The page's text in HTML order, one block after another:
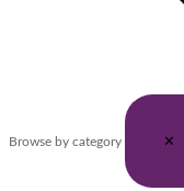
Browse by category ✕